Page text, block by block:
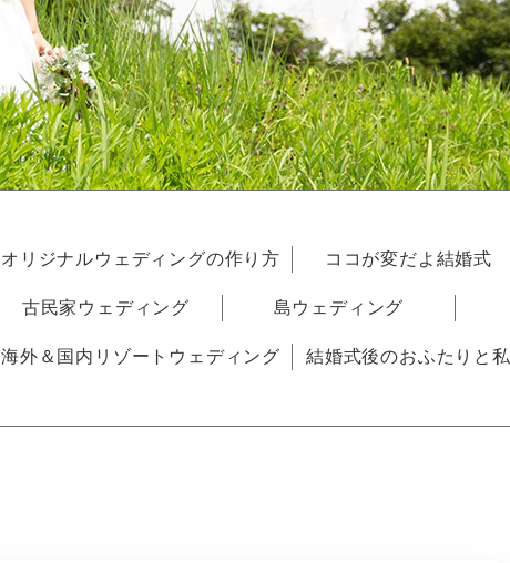
オリジナルウェディングの作り方 ココが変だよ結婚式
古民家ウェディング 島ウェディング
海外＆国内リゾートウェディング 結婚式後のおふたりと私